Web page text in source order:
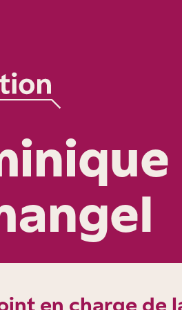
en charge de